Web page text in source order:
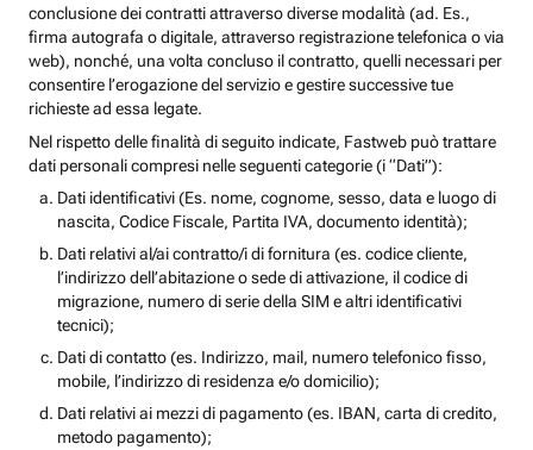
conclusione dei contratti attraverso diverse modalità (ad. Es.,
firma autografa o digitale, attraverso registrazione telefonica o via
web), nonché, una volta concluso il contratto, quelli necessari per
consentire l’erogazione del servizio e gestire successive tue
richieste ad essa legate.
Nel rispetto delle finalità di seguito indicate, Fastweb può trattare
dati personali compresi nelle seguenti categorie (i “Dati”):
Dati identificativi (Es. nome, cognome, sesso, data e luogo di
nascita, Codice Fiscale, Partita IVA, documento identità);
Dati relativi al/ai contratto/i di fornitura (es. codice cliente,
l’indirizzo dell’abitazione o sede di attivazione, il codice di
migrazione, numero di serie della SIM e altri identificativi
tecnici);
Dati di contatto (es. Indirizzo, mail, numero telefonico fisso,
mobile, l’indirizzo di residenza e/o domicilio);
Dati relativi ai mezzi di pagamento (es. IBAN, carta di credito,
metodo pagamento);